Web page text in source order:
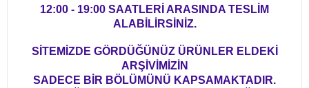
12:00 - 19:00 SAATLERİ ARASINDA TESLİM
ALABİLİRSİNİZ.
SİTEMİZDE GÖRDÜĞÜNÜZ ÜRÜNLER ELDEKİ
ARŞİVİMİZİN
SADECE BİR BÖLÜMÜNÜ KAPSAMAKTADIR.